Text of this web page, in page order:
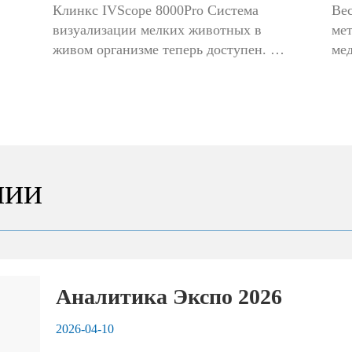
Система визуализации мелких
животных в живом организме
Клинкс IVScope 8000Pro Система
визуализации мелких животных в
живом организме теперь доступен.
Аналитика Экспо 2026
2026-04-10